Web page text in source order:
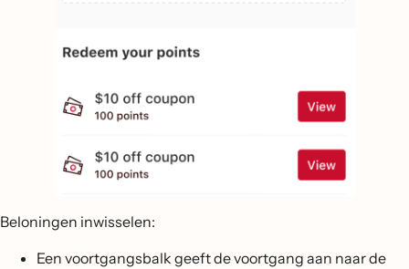
Beloningen inwisselen:
Een voortgangsbalk geeft de voortgang aan naar de